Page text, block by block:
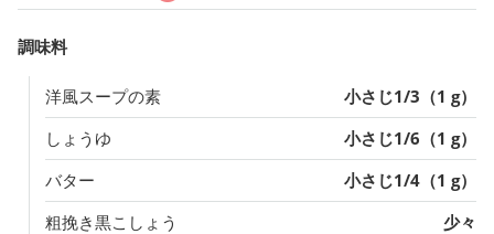
調味料
洋風スープの素
小さじ1/3（1 g）
しょうゆ
小さじ1/6（1 g）
バター
小さじ1/4（1 g）
粗挽き黒こしょう
少々